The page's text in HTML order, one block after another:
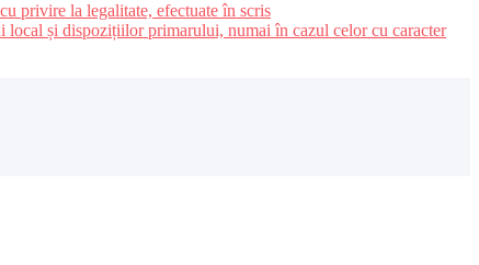
privire la legalitate, efectuate în scris
și dispozițiilor primarului, numai în cazul celor cu caracter